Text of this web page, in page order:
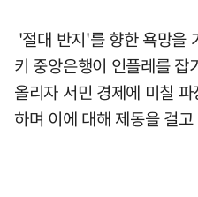
'절대 반지'를 향한 욕망을
키 중앙은행이 인플레를 잡
올리자 서민 경제에 미칠
하며 이에 대해 제동을 걸